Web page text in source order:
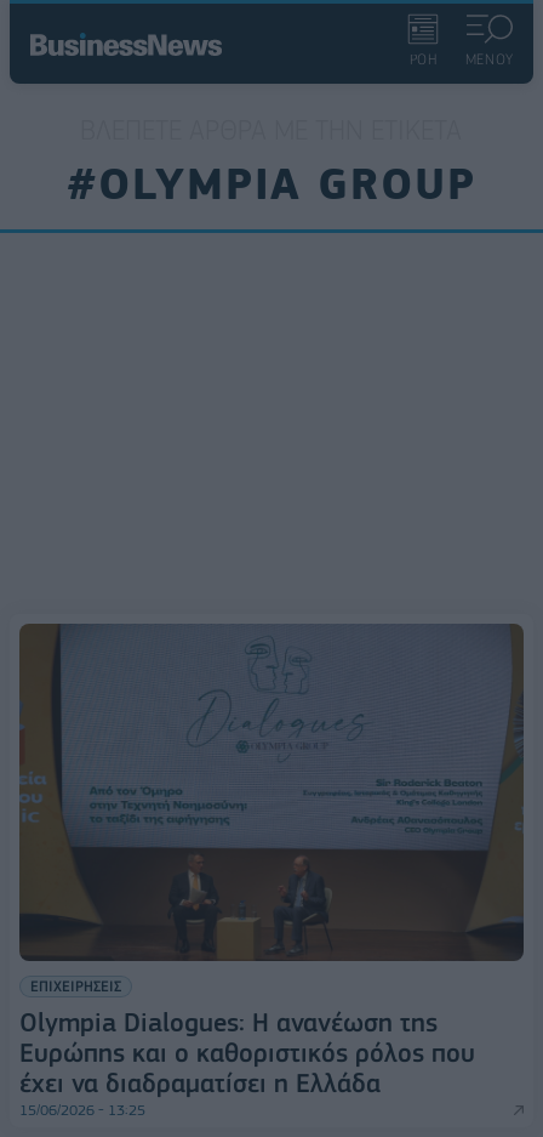
ΡΟΗ ΜΕΝΟΥ
#OLYMPIA GROUP
ΕΠΙΧΕΙΡΗΣΕΙΣ
Olympia Dialogues: Η ανανέωση της
Ευρώπης και ο καθοριστικός ρόλος που
έχει να διαδραματίσει η Ελλάδα
15/06/2026 - 13:25